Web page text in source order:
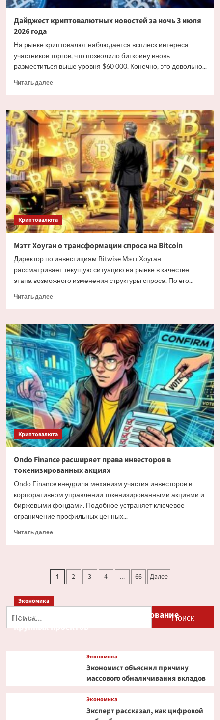
Дайджест криптовалютных новостей за ночь 3 июля
2026 года
На рынке криптовалют наблюдается всплеск интереса
участников торгов, что позволило биткоину вновь
разместиться выше уровня $60 000. Конечно, это довольно...
Читать далееПрочитать
Дайджест
криптовалютных
новостей
за
ночь
3
июля
2026
года
Криптовалюта
Мэтт Хоуган о трансформации спроса на Bitcoin
Директор по инвестициям Bitwise Мэтт Хоуган
рассматривает текущую ситуацию на рынке в качестве
этапа возможного изменения структуры спроса. По его...
Читать далееПрочитать
Мэтт
Хоуган
о
трансформации
спроса
на
Bitcoin
Криптовалюта
Ondo Finance расширяет права инвесторов в
токенизированных акциях
Ondo Finance внедрила механизм участия инвесторов в
корпоративном управлении токенизированными акциями и
биржевыми фондами. Подобное устраняет ключевое
ограничение профильных ценных...
Читать далееПрочитать
Finance
расширяет
инвесторов
в
Пагинация
записей
1 2 3 4 … 66 Далее
Экономика
Путин и Костин обсудили кредитование
крупных проектов
Экономика
Экономист объяснил причину
массового обналичивания вкладов
Экономика
Эксперт рассказал, как цифровой